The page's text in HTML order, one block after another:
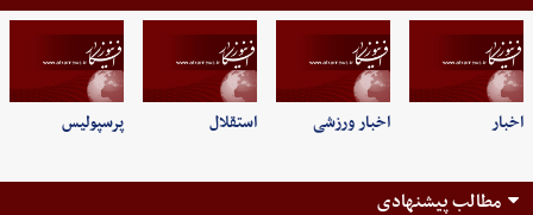
اخبار اخبار ورزشی استقلال پرسپولیس
مطالب پیشنهادی